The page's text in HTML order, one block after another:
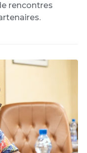
rencontres